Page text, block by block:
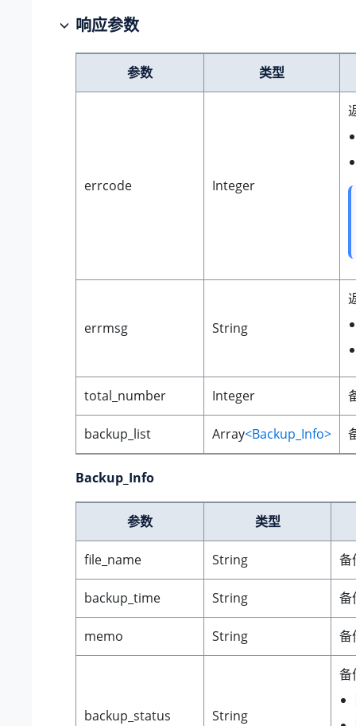
响应参数
参数 类型
errcode Integer
errmsg String
total_number Integer
backup_list Array<Backup_Info>
Backup_Info
参数 类型
file_name String 备
backup_time String 备
memo String 备
backup_status String
备